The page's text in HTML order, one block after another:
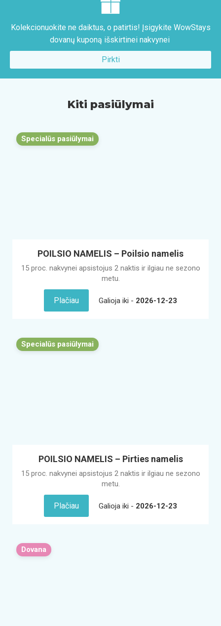
Kolekcionuokite ne daiktus, o patirtis! Įsigykite WowStays
dovanų kuponą išskirtinei nakvynei
Pirkti
Kiti pasiūlymai
Specialūs pasiūlymai
POILSIO NAMELIS – Poilsio namelis
15 proc. nakvynei apsistojus 2 naktis ir ilgiau ne sezono
metu.
Plačiau Galioja iki - 2026-12-23
Specialūs pasiūlymai
POILSIO NAMELIS – Pirties namelis
15 proc. nakvynei apsistojus 2 naktis ir ilgiau ne sezono
metu.
Plačiau Galioja iki - 2026-12-23
Dovana